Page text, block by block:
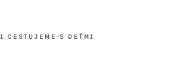
CESTUJEME S DEŤMI